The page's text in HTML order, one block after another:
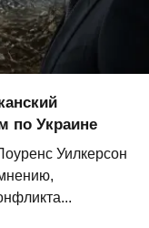
по Украине
Уилкерсон